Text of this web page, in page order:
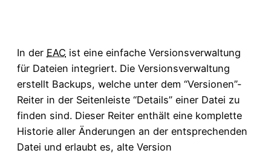
In der EAC ist eine einfache Versionsverwaltung
für Dateien integriert. Die Versionsverwaltung
erstellt Backups, welche unter dem “Versionen”-
Reiter in der Seitenleiste “Details” einer Datei zu
finden sind. Dieser Reiter enthält eine komplette
Historie aller Änderungen an der entsprechenden
Datei und erlaubt es, alte Version